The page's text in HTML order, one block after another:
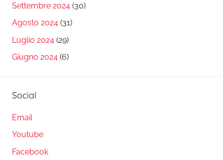
Settembre 2024 (30)
Agosto 2024 (31)
Luglio 2024 (29)
Giugno 2024 (6)
Social
Email
Youtube
Facebook